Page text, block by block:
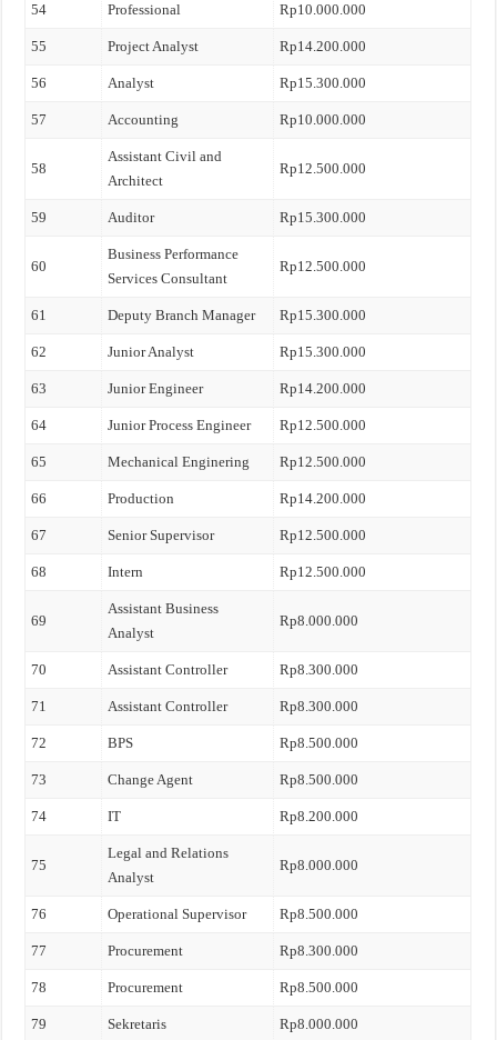
54 Professional Rp10.000.000
55 Project Analyst Rp14.200.000
56 Analyst Rp15.300.000
57 Accounting Rp10.000.000
58
Assistant Civil and
Architect
Rp12.500.000
59 Auditor Rp15.300.000
60
Business Performance
Services Consultant
Rp12.500.000
61 Deputy Branch Manager Rp15.300.000
62 Junior Analyst Rp15.300.000
63 Junior Engineer Rp14.200.000
64 Junior Process Engineer Rp12.500.000
65 Mechanical Enginering Rp12.500.000
66 Production Rp14.200.000
67 Senior Supervisor Rp12.500.000
68 Intern Rp12.500.000
69
Assistant Business
Analyst
Rp8.000.000
70 Assistant Controller Rp8.300.000
71 Assistant Controller Rp8.300.000
72 BPS Rp8.500.000
73 Change Agent Rp8.500.000
74 IT Rp8.200.000
75
Legal and Relations
Analyst
Rp8.000.000
76 Operational Supervisor Rp8.500.000
77 Procurement Rp8.300.000
78 Procurement Rp8.500.000
79 Sekretaris Rp8.000.000